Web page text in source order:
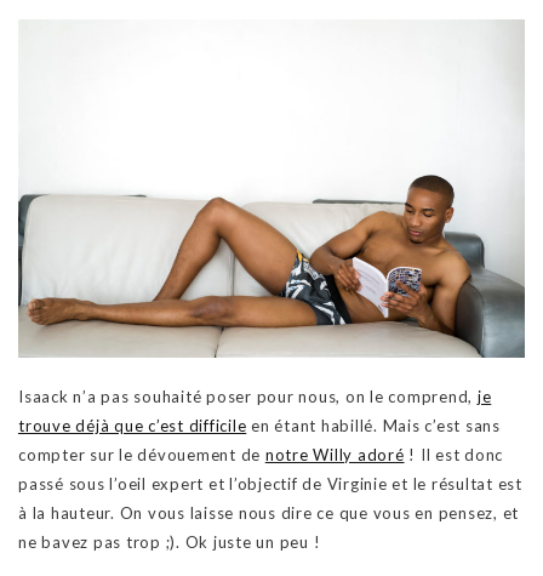
Isaack n’a pas souhaité poser pour nous, on le comprend, je
trouve déjà que c’est difficile en étant habillé. Mais c’est sans
compter sur le dévouement de notre Willy adoré ! Il est donc
passé sous l’oeil expert et l’objectif de Virginie et le résultat est
à la hauteur. On vous laisse nous dire ce que vous en pensez, et
ne bavez pas trop ;). Ok juste un peu !